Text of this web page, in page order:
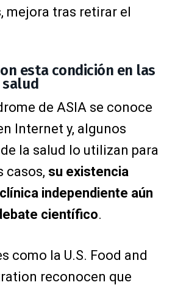
mejora tras retirar el
esta condición en las
salud
de ASIA se conoce
Internet y, algunos
la salud lo utilizan para
casos, su existencia
independiente aún
científico.
como la U.S. Food and
reconocen que